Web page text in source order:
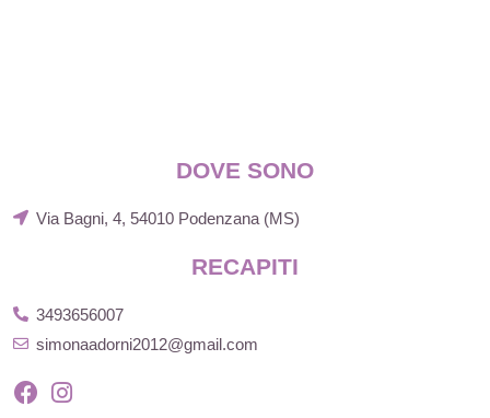
DOVE SONO
Via Bagni, 4, 54010 Podenzana (MS)
RECAPITI
3493656007
simonaadorni2012@gmail.com